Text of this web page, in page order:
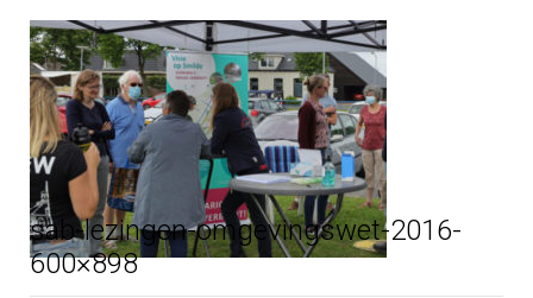
sab-lezingen-omgevingswet-2016-
600×898